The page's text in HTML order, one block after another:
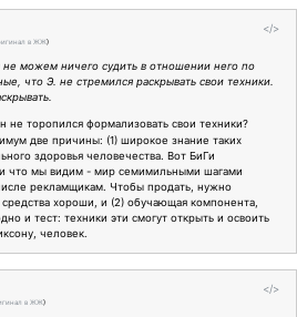
</>
в ЖЖ)
можем ничего судить в отношении него по
что Э. не стремился раскрывать свои техники.
не торопился формализовать свои техники?
две причины: (1) широкое знание таких
здоровья человечества. Вот БиГи
что мы видим - мир семимильными шагами
рекламщикам. Чтобы продать, нужно
средства хороши, и (2) обучающая компонента,
и тест: техники эти смогут открыть и освоить
человек.
</>
в ЖЖ)